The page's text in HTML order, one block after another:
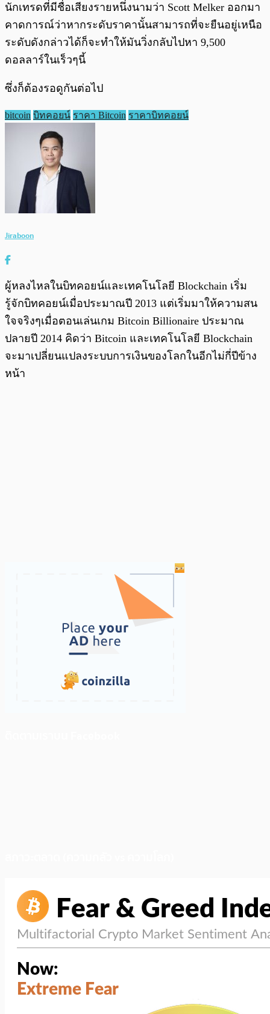
นักเทรดที่มีชื่อเสียงรายหนึ่งนามว่า Scott Melker ออกมา
คาดการณ์ว่าหากระดับราคานั้นสามารถที่จะยืนอยู่เหนือ
ระดับดังกล่าวได้ก็จะทำให้มันวิ่งกลับไปหา 9,500
ดอลลาร์ในเร็วๆนี้
ซึ่งก็ต้องรอดูกันต่อไป
bitcoin บิทคอยน์ ราคา Bitcoin ราคาบิทคอยน์
Jiraboon
ผู้หลงไหลในบิทคอยน์และเทคโนโลยี Blockchain เริ่ม
รู้จักบิทคอยน์เมื่อประมาณปี 2013 แต่เริ่มมาให้ความสน
ใจจริงๆเมื่อตอนเล่นเกม Bitcoin Billionaire ประมาณ
ปลายปี 2014 คิดว่า Bitcoin และเทคโนโลยี Blockchain
จะมาเปลี่ยนแปลงระบบการเงินของโลกในอีกไม่กี่ปีข้าง
หน้า